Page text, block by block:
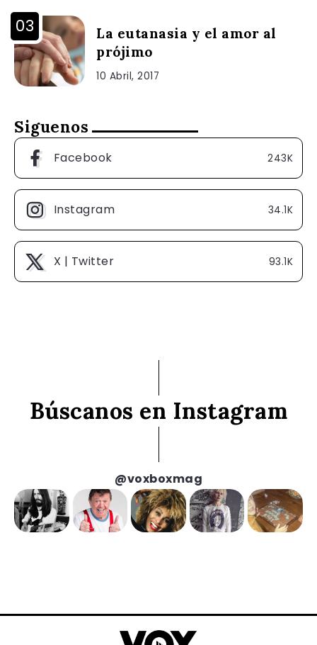
La eutanasia y el amor al
prójimo
10 Abril, 2017
Siguenos
Facebook 243K
Instagram 34.1K
X | Twitter 93.1K
Búscanos en Instagram
@voxboxmag